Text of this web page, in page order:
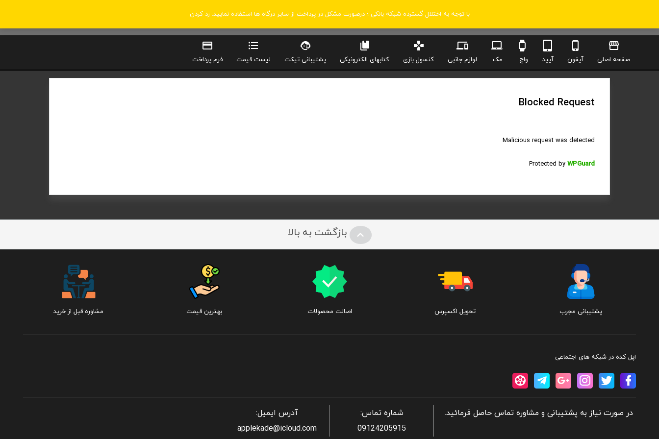
با توجه به اختلال گسترده شبکه بانکی ؛ درصورت مشکل در پرداخت از سایر درگاه ها استفاده نمایید. رد کردن
صفحه اصلی آیفون آیپد واچ مک لوازم جانبی کنسول بازی کتابهای الکترونیکی پشتیبانی تیکت لیست قیمت فرم پرداخت
Blocked Request
Malicious request was detected
Protected by WPGuard
بازگشت به بالا
پشتیبانی مجرب تحویل اکسپرس اصالت محصولات بهترین قیمت مشاوره قبل از خرید
اپل کده در شبکه های اجتماعی
در صورت نیاز به پشتیبانی و مشاوره تماس حاصل فرمائید.
شماره تماس:
09124205915
آدرس ایمیل:
applekade@icloud.com